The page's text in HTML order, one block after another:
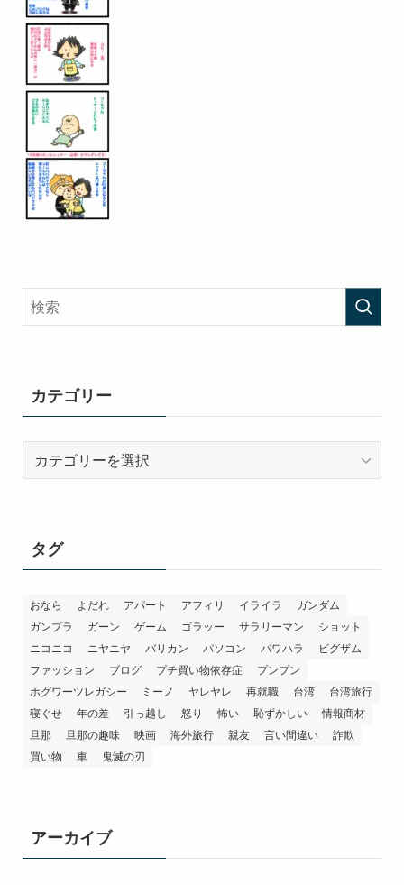
カテゴリー
タグ
おなら よだれ アパート アフィリ イライラ
ガンダム
ガンプラ
ガーン ゲーム ゴラッー サラリーマン
ショット
ニコニコ
ニヤニヤ バリカン パソコン パワハラ
ビグザム
ファッション
ブログ プチ買い物依存症
プンプン
ホグワーツレガシー
ミーノ ヤレヤレ 再就職 台湾
台湾旅行
寝ぐせ
年の差 引っ越し 怒り 怖い 恥ずかしい
情報商材
旦那
旦那の趣味 映画 海外旅行 親友 言い間違い
詐欺
買い物
車 鬼滅の刃
アーカイブ